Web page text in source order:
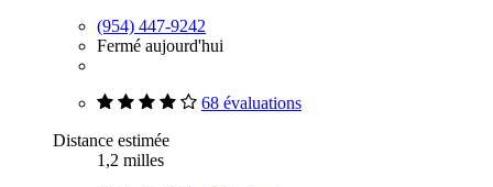
(954) 447-9242
Fermé aujourd'hui
68 évaluations
Distance estimée
1,2 milles